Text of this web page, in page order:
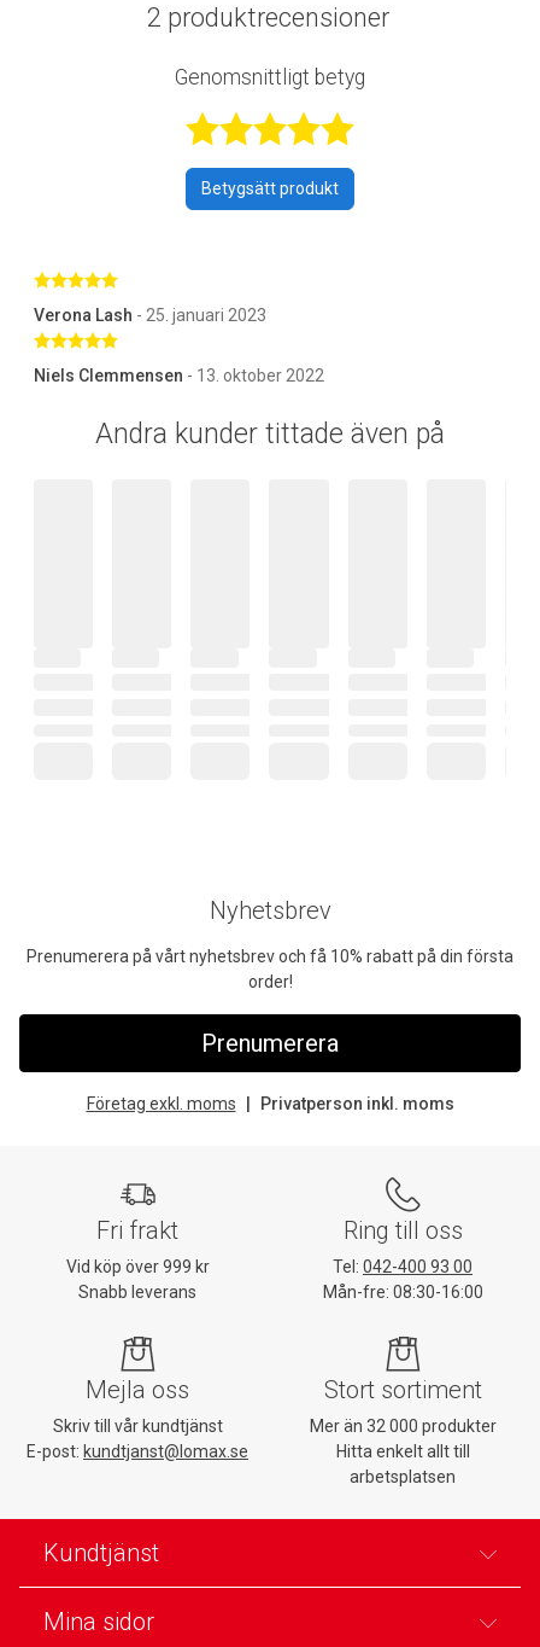
2 produktrecensioner
Genomsnittligt betyg
Betygsatt 5 av
Betygsätt produkt
Betygsatt 5 av 5 stjärnor
Verona Lash - 25. januari 2023
Betygsatt 5 av 5 stjärnor
Niels Clemmensen - 13. oktober 2022
Andra kunder tittade även på
Nyhetsbrev
Prenumerera på vårt nyhetsbrev och få 10% rabatt på din första
order!
Prenumerera
Företag exkl. moms Privatperson inkl. moms
Fri frakt
Vid köp över 999 kr
Snabb leverans
Ring till oss
Tel: 042-400 93 00
Mån-fre: 08:30-16:00
Mejla oss
Skriv till vår kundtjänst
E-post: kundtjanst@lomax.se
Stort sortiment
Mer än 32 000 produkter
Hitta enkelt allt till
arbetsplatsen
Kundtjänst
Mina sidor